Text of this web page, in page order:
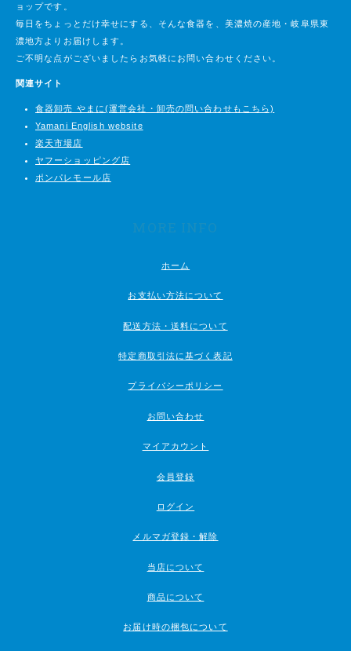
ョップです。
毎日をちょっとだけ幸せにする、そんな食器を、美濃焼の産地・岐阜県東
濃地方よりお届けします。
ご不明な点がございましたらお気軽にお問い合わせください。
関連サイト
食器卸売 やまに(運営会社・卸売の問い合わせもこちら)
Yamani English website
楽天市場店
ヤフーショッピング店
ポンパレモール店
MORE INFO
ホーム
お支払い方法について
配送方法・送料について
特定商取引法に基づく表記
プライバシーポリシー
お問い合わせ
マイアカウント
会員登録
ログイン
メルマガ登録・解除
当店について
商品について
お届け時の梱包について